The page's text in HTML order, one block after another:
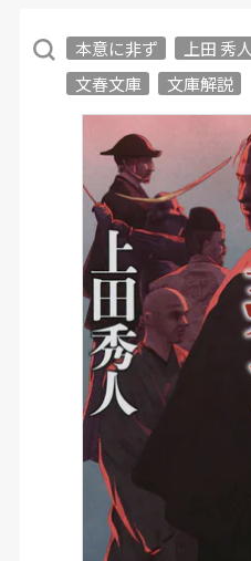
本意に非ず 上田 秀人
文春文庫
文庫解説